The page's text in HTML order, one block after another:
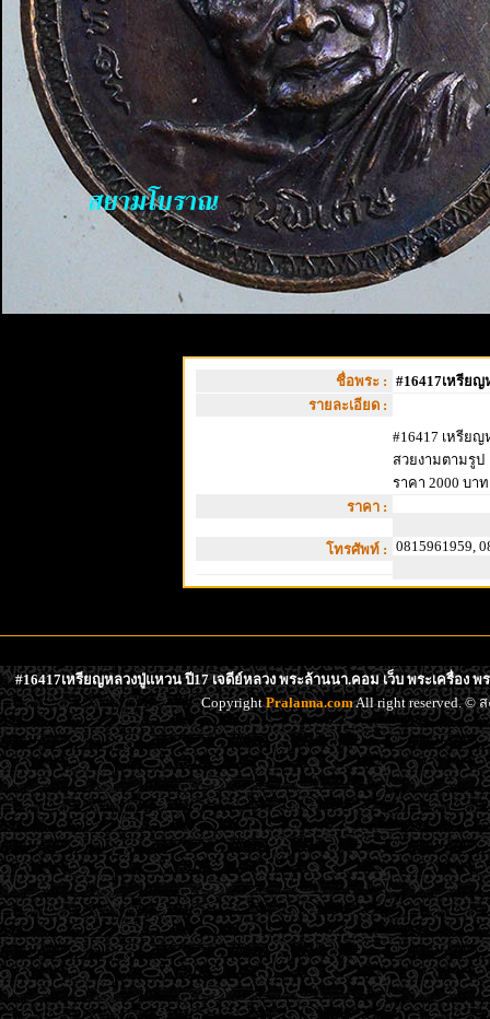
ชื่อพระ : #16417เหรียญ
รายละเอียด :
#16417 เหรีย
สวยงามตามรูป
ราคา 2000 บาท
ราคา :
โทรศัพท์ : 0815961959,
#16417เหรียญหลวงปู่แหวน ปี17 เจดีย์หลวง พระล้านนา.คอม เว็บ พระเครื่อง
CopyrightPralanna.comAll right reserved. ©